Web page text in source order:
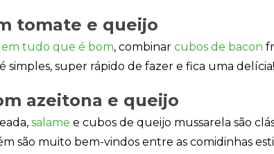
tomate e queijo
tudo que é bom, combinar cubos de bacon
simples, super rápido de fazer e fica uma
azeitona e queijo
salame e cubos de queijo mussarela são
são muito bem-vindos entre as comidinhas
algumas
desaparecerão
Eu aceito
Cookies de